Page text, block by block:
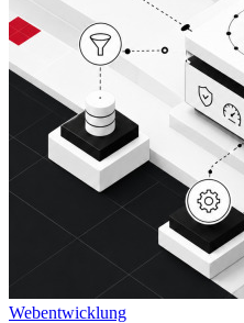
Webentwicklung